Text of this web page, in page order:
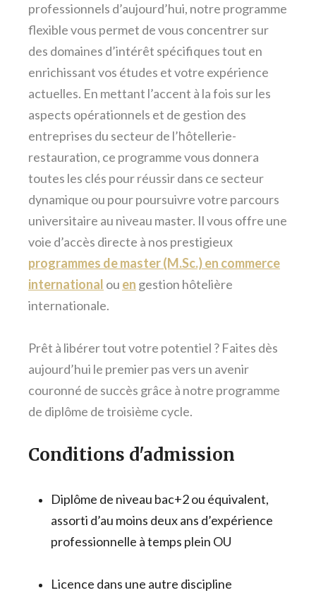
professionnels d’aujourd’hui, notre programme
flexible vous permet de vous concentrer sur
des domaines d’intérêt spécifiques tout en
enrichissant vos études et votre expérience
actuelles. En mettant l’accent à la fois sur les
aspects opérationnels et de gestion des
entreprises du secteur de l’hôtellerie-
restauration, ce programme vous donnera
toutes les clés pour réussir dans ce secteur
dynamique ou pour poursuivre votre parcours
universitaire au niveau master. Il vous offre une
voie d’accès directe à nos prestigieux
programmes de master (M.Sc.) en commerce
international ou en gestion hôtelière
internationale.
Prêt à libérer tout votre potentiel ? Faites dès
aujourd’hui le premier pas vers un avenir
couronné de succès grâce à notre programme
de diplôme de troisième cycle.
Conditions d'admission
Diplôme de niveau bac+2 ou équivalent,
assorti d’au moins deux ans d’expérience
professionnelle à temps plein OU
Licence dans une autre discipline